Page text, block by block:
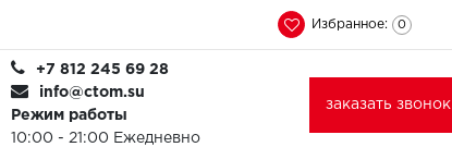
Избранное: 0
+7 812 245 69 28
info@ctom.su
Режим работы
10:00 - 21:00 Ежедневно
заказать звонок